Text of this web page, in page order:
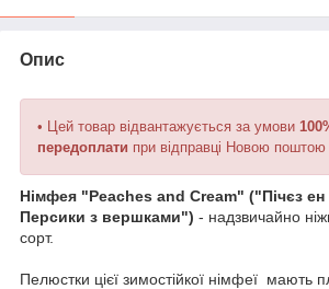
Опис
• Цей товар відвантажується за умови
передоплати при відправці Новою
Німфея "Peaches and Cream" ("Пічєз
Персики з вершками") - надзвичайно
сорт.
Пелюстки цієї зимостійкої німфеї мають